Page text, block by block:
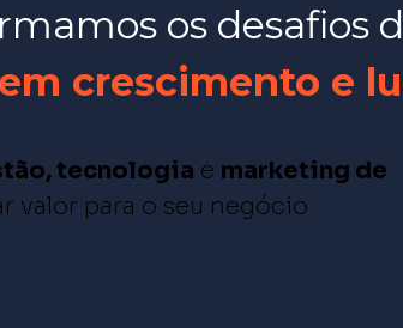
os desafios
crescimento e
tecnologia e marketing de
valor para o seu negócio